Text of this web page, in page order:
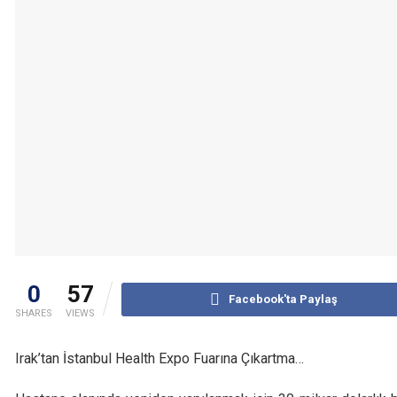
0
SHARES
57
VIEWS
Facebook'ta Paylaş
Irak’tan İstanbul Health Expo Fuarına Çıkartma…